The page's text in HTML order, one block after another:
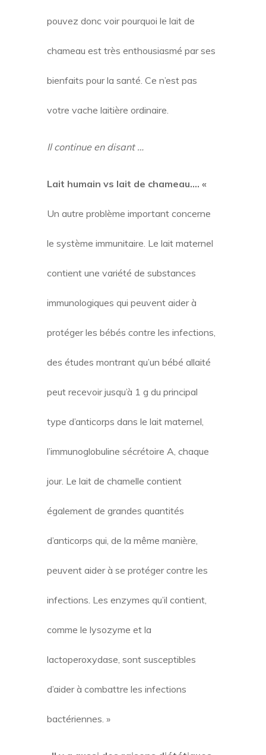
pouvez donc voir pourquoi le lait de
chameau est très enthousiasmé par ses
bienfaits pour la santé. Ce n’est pas
votre vache laitière ordinaire.
Il continue en disant …
Lait humain vs lait de chameau…. «
Un autre problème important concerne
le système immunitaire. Le lait maternel
contient une variété de substances
immunologiques qui peuvent aider à
protéger les bébés contre les infections,
des études montrant qu’un bébé allaité
peut recevoir jusqu’à 1 g du principal
type d’anticorps dans le lait maternel,
l’immunoglobuline sécrétoire A, chaque
jour. Le lait de chamelle contient
également de grandes quantités
d’anticorps qui, de la même manière,
peuvent aider à se protéger contre les
infections. Les enzymes qu’il contient,
comme le lysozyme et la
lactoperoxydase, sont susceptibles
d’aider à combattre les infections
bactériennes. »